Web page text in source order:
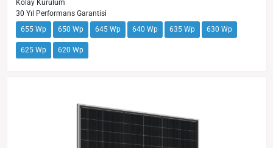
Kolay Kurulum
30 Yıl Performans Garantisi
655 Wp
650 Wp 645 Wp 640 Wp 635 Wp 630 Wp
625 Wp 620 Wp